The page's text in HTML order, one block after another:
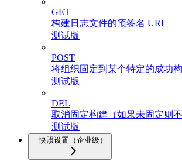
GET
构建日志文件的预签名 URL
测试版
POST
将组织固定到某个特定的成功
测试版
DEL
取消固定构建（如果未固定则
测试版
快照设置（企业级）